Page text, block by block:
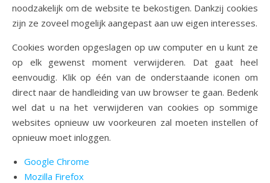
noodzakelijk om de website te bekostigen. Dankzij cookies
zijn ze zoveel mogelijk aangepast aan uw eigen interesses.
Cookies worden opgeslagen op uw computer en u kunt ze
op elk gewenst moment verwijderen. Dat gaat heel
eenvoudig. Klik op één van de onderstaande iconen om
direct naar de handleiding van uw browser te gaan. Bedenk
wel dat u na het verwijderen van cookies op sommige
websites opnieuw uw voorkeuren zal moeten instellen of
opnieuw moet inloggen.
Google Chrome
Mozilla Firefox